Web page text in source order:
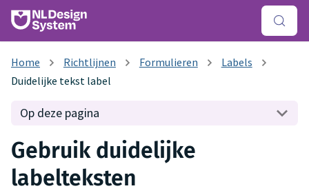
Richtlijnen Formulieren
Labels
Duidelijke tekst label
Op deze pagina
Gebruik duidelijke
labelteksten